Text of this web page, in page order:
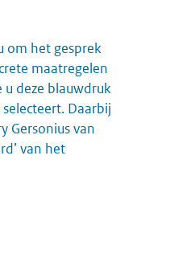
om het gesprek
maatregelen
deze blauwdruk
Daarbij
Gersonius van
van het